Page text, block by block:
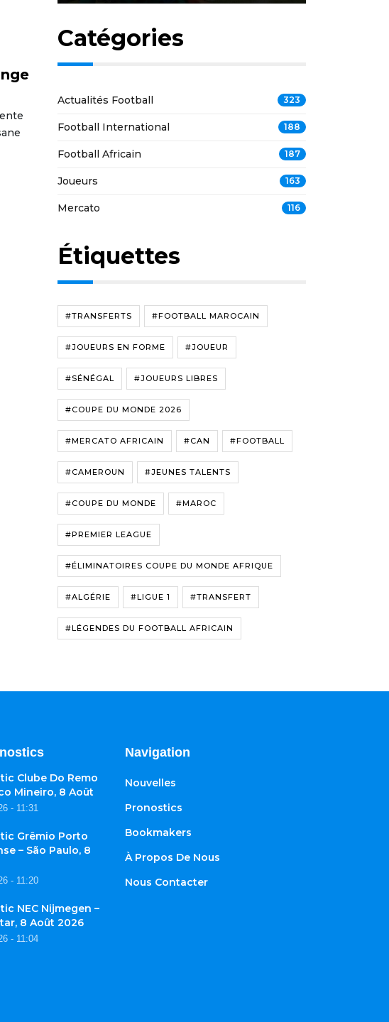
Catégories
Actualités Football 323
Football International 188
Football Africain 187
Joueurs 163
Mercato 116
Étiquettes
#TRANSFERTS #FOOTBALL MAROCAIN
#JOUEURS EN FORME #JOUEUR
#SÉNÉGAL #JOUEURS LIBRES
#COUPE DU MONDE 2026
#MERCATO AFRICAIN #CAN #FOOTBALL
#CAMEROUN #JEUNES TALENTS
#COUPE DU MONDE #MAROC
#PREMIER LEAGUE
#ÉLIMINATOIRES COUPE DU MONDE AFRIQUE
#ALGÉRIE #LIGUE 1 #TRANSFERT
#LÉGENDES DU FOOTBALL AFRICAIN
Clube Do Remo
Mineiro, 8 Août
- 11:31
Grêmio Porto
– São Paulo, 8
- 11:20
NEC Nijmegen –
8 Août 2026
- 11:04
Navigation
Nouvelles
Pronostics
Bookmakers
À Propos De Nous
Nous Contacter